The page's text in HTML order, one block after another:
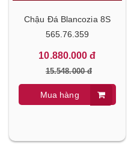
Chậu Đá Blancozia 8S
565.76.359
10.880.000 đ
15.548.000 đ
Mua hàng